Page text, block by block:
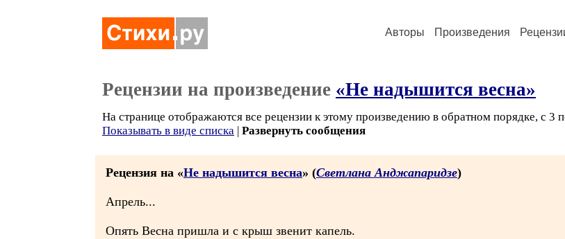
Авторы Произведения
Рецензии на произведение «Не надышится весна»
На странице отображаются все рецензии к этому произведению в обратном порядке, с 3
Показывать в виде списка | Развернуть сообщения
Рецензия на «Не надышится весна» (Светлана Анджапаридзе)
Апрель...
Опять Весна пришла и с крыш звенит капель.